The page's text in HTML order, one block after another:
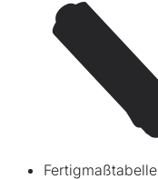
Fertigmaßtabelle